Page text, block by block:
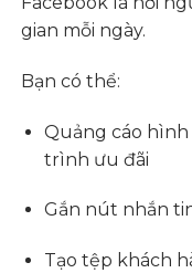
gian mỗi ngày.
Bạn có thể:
Quảng cáo hình
trình ưu đãi
Gắn nút nhắn
Tạo tệp khách